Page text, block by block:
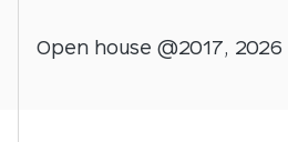
Open house @2017, 2026